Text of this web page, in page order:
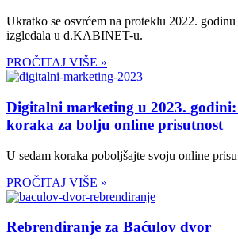
Ukratko se osvrćem na proteklu 2022.
izgledala u d.KABINET-u.
PROČITAJ VIŠE »
Digitalni marketing u 2023.
koraka za bolju online prisutnost
U sedam koraka poboljšajte svoju online
PROČITAJ VIŠE »
Rebrendiranje za Baćulov dvor